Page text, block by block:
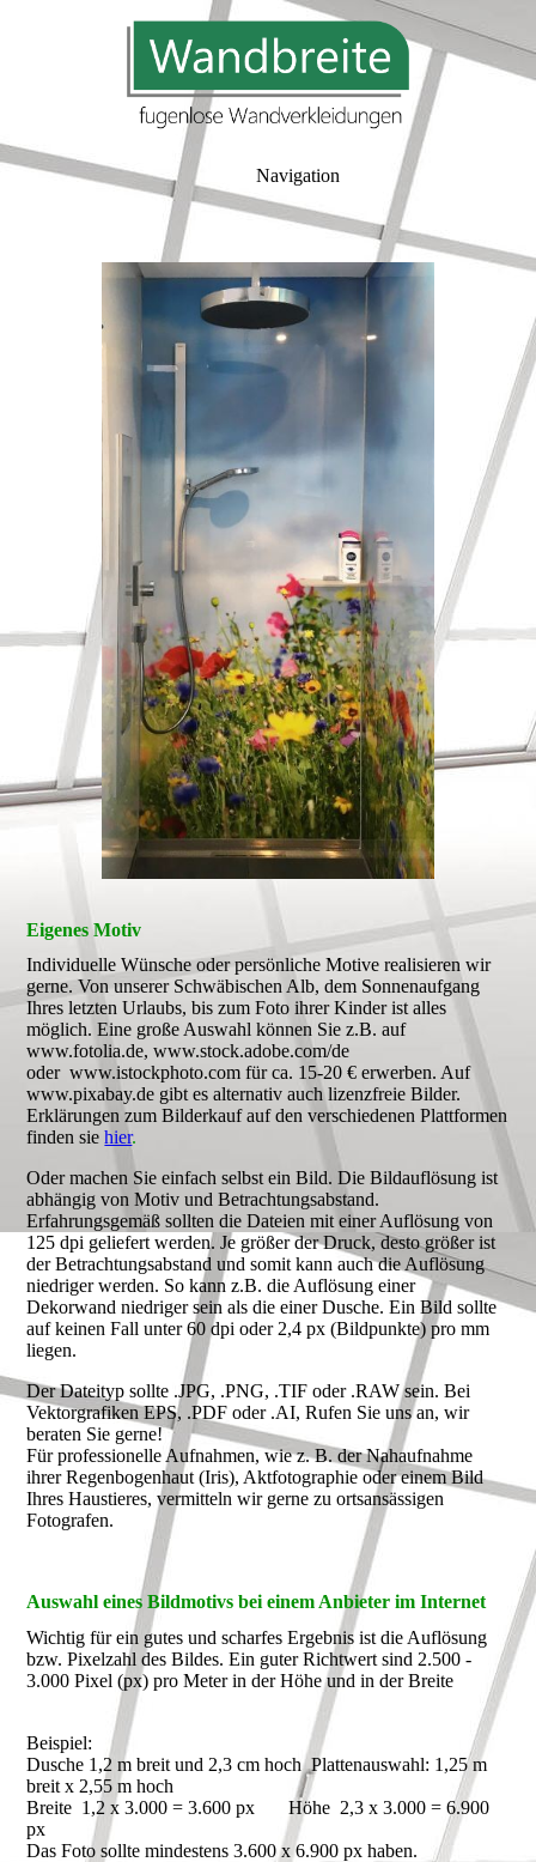
Navigation
Eigenes Motiv
Individuelle Wünsche oder persönliche Motive realisieren wir
gerne. Von unserer Schwäbischen Alb, dem Sonnenaufgang
Ihres letzten Urlaubs, bis zum Foto ihrer Kinder ist alles
möglich. Eine große Auswahl können Sie z.B. auf
www.fotolia.de, www.stock.adobe.com/de
oder www.istockphoto.com für ca. 15-20 € erwerben. Auf
www.pixabay.de gibt es alternativ auch lizenzfreie Bilder.
Erklärungen zum Bilderkauf auf den verschiedenen Plattformen
finden siehier.
Oder machen Sie einfach selbst ein Bild. Die Bildauflösung ist
abhängig von Motiv und Betrachtungsabstand.
Erfahrungsgemäß sollten die Dateien mit einer Auflösung von
125 dpi geliefert werden. Je größer der Druck, desto größer ist
der Betrachtungsabstand und somit kann auch die Auflösung
niedriger werden. So kann z.B. die Auflösung einer
Dekorwand niedriger sein als die einer Dusche. Ein Bild sollte
auf keinen Fall unter 60 dpi oder 2,4 px (Bildpunkte) pro mm
liegen.
Der Dateityp sollte .JPG, .PNG, .TIF oder .RAW sein. Bei
Vektorgrafiken EPS, .PDF oder .AI, Rufen Sie uns an, wir
beraten Sie gerne!
Für professionelle Aufnahmen, wie z. B. der Nahaufnahme
ihrer Regenbogenhaut (Iris), Aktfotographie oder einem Bild
Ihres Haustieres, vermitteln wir gerne zu ortsansässigen
Fotografen.
Auswahl eines Bildmotivs bei einem Anbieter im Internet
Wichtig für ein gutes und scharfes Ergebnis ist die Auflösung
bzw. Pixelzahl des Bildes. Ein guter Richtwert sind 2.500 -
3.000 Pixel (px) pro Meter in der Höhe und in der Breite
Beispiel:
Dusche 1,2 m breit und 2,3 cm hoch Plattenauswahl: 1,25 m
breit x 2,55 m hoch
Breite 1,2 x 3.000 = 3.600 px Höhe 2,3 x 3.000 = 6.900
px
Das Foto sollte mindestens 3.600 x 6.900 px haben.